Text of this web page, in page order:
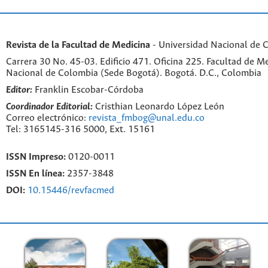
Revista de la Facultad de Medicina - Universidad Nacional de
Carrera 30 No. 45-03. Edificio 471. Oficina 225. Facultad de
Nacional de Colombia (Sede Bogotá). Bogotá. D.C., Colombia
Editor: Franklin Escobar-Córdoba
Coordinador Editorial: Cristhian Leonardo López León
Correo electrónico: revista_fmbog@unal.edu.co
Tel: 3165145-316 5000, Ext. 15161
ISSN Impreso: 0120-0011
ISSN En línea: 2357-3848
DOI: 10.15446/revfacmed